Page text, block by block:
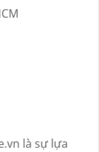
là sự lựa